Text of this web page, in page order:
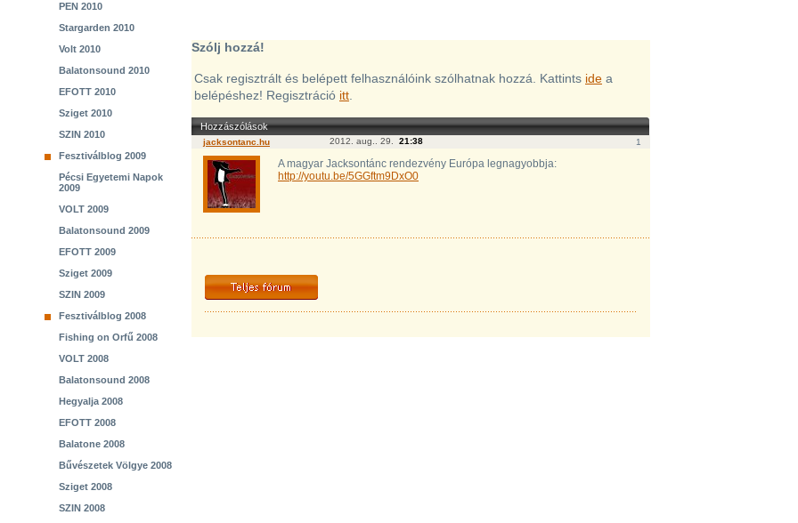
PEN 2010
Stargarden 2010
Volt 2010
Balatonsound 2010
EFOTT 2010
Sziget 2010
SZIN 2010
Fesztiválblog 2009
Pécsi Egyetemi Napok
2009
VOLT 2009
Balatonsound 2009
EFOTT 2009
Sziget 2009
SZIN 2009
Fesztiválblog 2008
Fishing on Orfű 2008
VOLT 2008
Balatonsound 2008
Hegyalja 2008
EFOTT 2008
Balatone 2008
Bűvészetek Völgye 2008
Sziget 2008
SZIN 2008
Szólj hozzá!
Csak regisztrált és belépett felhasználóink szólhatnak hozzá. Kattints ide a
belépéshez! Regisztráció itt.
Hozzászólások
jacksontanc.hu 2012. aug.. 29. 21:38 1
A magyar Jacksontánc rendezvény Európa legnagyobbja:
http://youtu.be/5GGftm9DxO0